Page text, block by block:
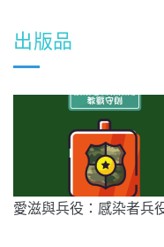
出版品
愛滋與兵役：感染者兵